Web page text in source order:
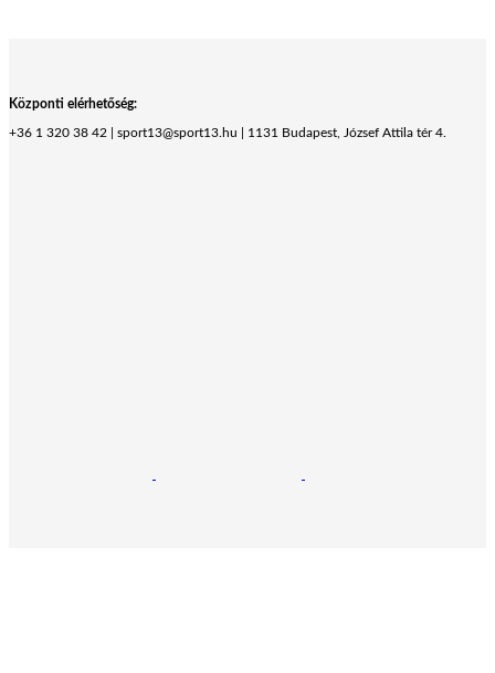
Központi elérhetőség:
+36 1 320 38 42 | sport13@sport13.hu | 1131 Budapest, József Attila tér 4.